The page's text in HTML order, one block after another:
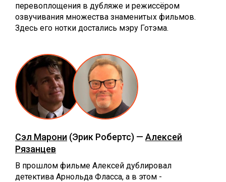
перевоплощения в дубляже и режиссёром
озвучивания множества знаменитых фильмов.
Здесь его нотки достались мэру Готэма.
Сэл Марони (Эрик Робертс) — Алексей
Рязанцев
В прошлом фильме Алексей дублировал
детектива Арнольда Фласса, а в этом -